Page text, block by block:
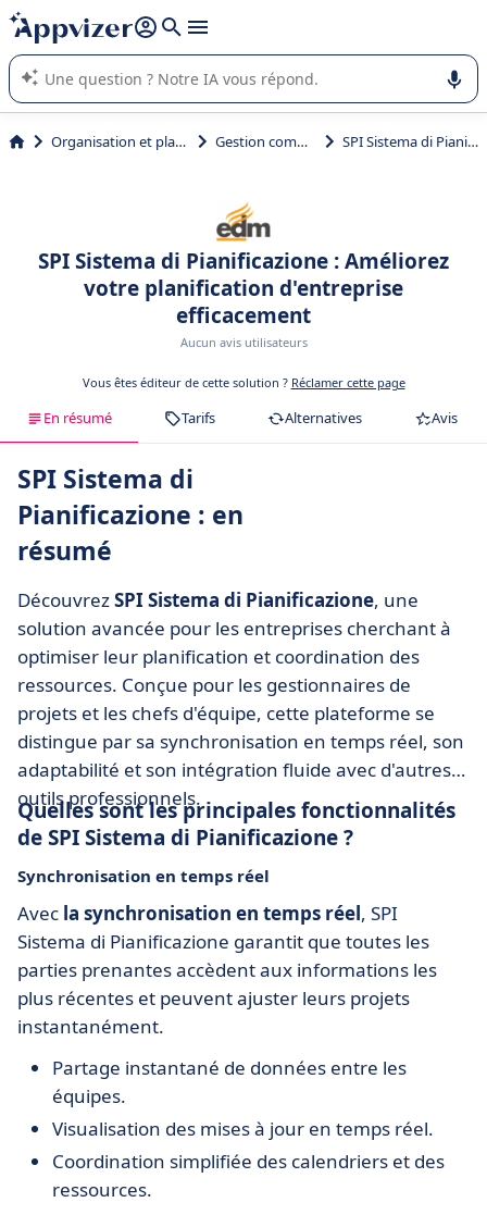
répondre (plusieurs lignes avec
L'IA de Appvizer vous guide dans l'utilisation ou la sélection de
logiciel SaaS en entreprise.
Organisation et planification Gestion commerciale SPI Sistema di Pianificazione
SPI Sistema di Pianificazione : Améliorez
votre planification d'entreprise
efficacement
Aucun avis utilisateurs
Vous êtes éditeur de cette solution ? Réclamer cette page
En résumé Tarifs Alternatives Avis
SPI Sistema di
Pianificazione : en
résumé
DécouvrezSPI Sistema di Pianificazione, une
solution avancée pour les entreprises cherchant à
optimiser leur planification et coordination des
ressources. Conçue pour les gestionnaires de
projets et les chefs d'équipe, cette plateforme se
distingue par sa synchronisation en temps réel, son
adaptabilité et son intégration fluide avec d'autres
outils professionnels.
Quelles sont les principales fonctionnalités
de SPI Sistema di Pianificazione ?
Synchronisation en temps réel
Avec la synchronisation en temps réel, SPI
Sistema di Pianificazione garantit que toutes les
parties prenantes accèdent aux informations les
plus récentes et peuvent ajuster leurs projets
instantanément.
Partage instantané de données entre les
équipes.
Visualisation des mises à jour en temps réel.
Coordination simplifiée des calendriers et des
ressources.